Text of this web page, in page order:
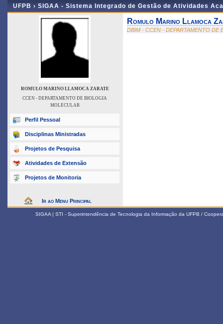
UFPB › SIGAA - Sistema Integrado de Gestão de Atividades
ROMULO MARINO LLAMOCA ZARATE
CCEN - DEPARTAMENTO DE BIOLOGIA
MOLECULAR
Perfil Pessoal
Disciplinas Ministradas
Projetos de Pesquisa
Atividades de Extensão
Projetos de Monitoria
Ir ao Menu Principal
Romulo Marino Llamoca
DBIM - CCEN - DEPARTAMENTO DE
SIGAA | STI - Superintendência de Tecnologia da Informação da UFPB /